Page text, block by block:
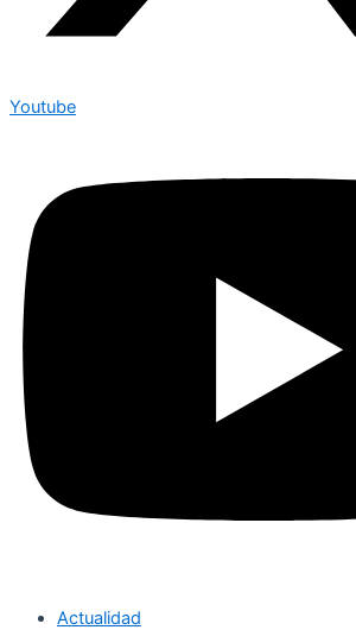
Youtube
Actualidad